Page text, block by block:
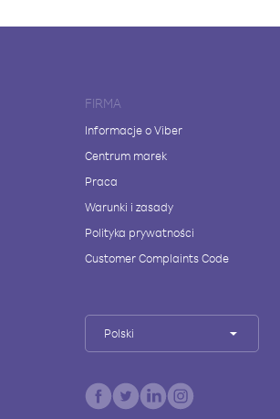
FIRMA
Informacje o Viber
Centrum marek
Praca
Warunki i zasady
Polityka prywatności
Customer Complaints Code
Polski